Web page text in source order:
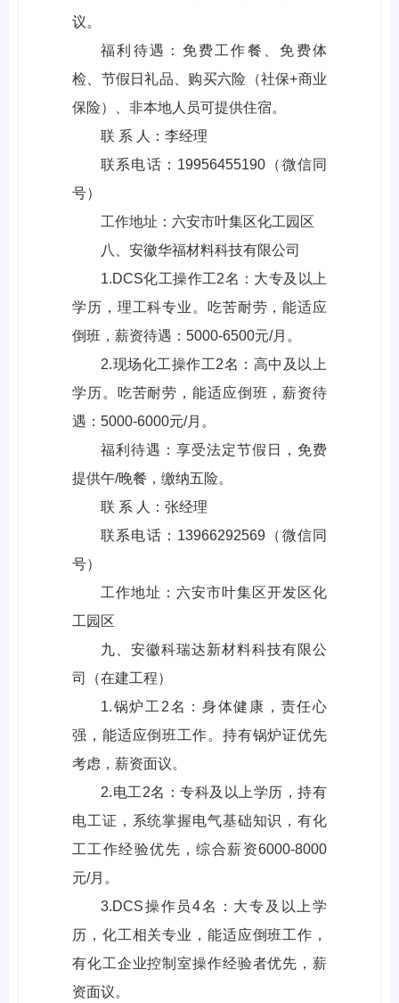
议。
福利待遇：免费工作餐、免费体
检、节假日礼品、购买六险（社保+商业
保险）、非本地人员可提供住宿。
联 系 人：李经理
联系电话：19956455190（微信同
号）
工作地址：六安市叶集区化工园区
八、安徽华福材料科技有限公司
1.DCS化工操作工2名：大专及以上
学历，理工科专业。吃苦耐劳，能适应
倒班，薪资待遇：5000-6500元/月。
2.现场化工操作工2名：高中及以上
学历。吃苦耐劳，能适应倒班，薪资待
遇：5000-6000元/月。
福利待遇：享受法定节假日，免费
提供午/晚餐，缴纳五险。
联 系 人：张经理
联系电话：13966292569（微信同
号）
工作地址：六安市叶集区开发区化
工园区
九、安徽科瑞达新材料科技有限公
司（在建工程）
1.锅炉工2名：身体健康，责任心
强，能适应倒班工作。持有锅炉证优先
考虑，薪资面议。
2.电工2名：专科及以上学历，持有
电工证，系统掌握电气基础知识，有化
工工作经验优先，综合薪资6000-8000
元/月。
3.DCS操作员4名：大专及以上学
历，化工相关专业，能适应倒班工作，
有化工企业控制室操作经验者优先，薪
资面议。